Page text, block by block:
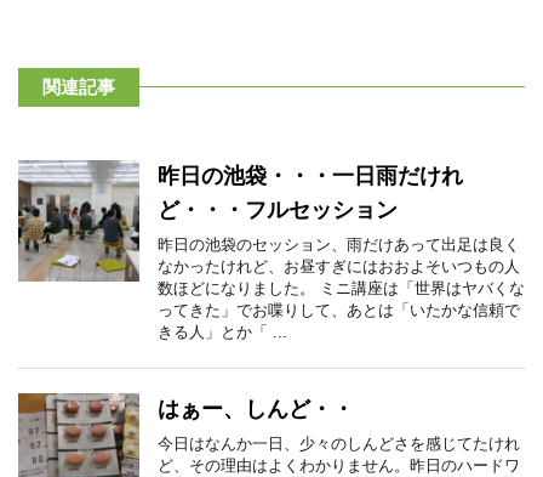
関連記事
昨日の池袋・・・一日雨だけれ
ど・・・フルセッション
昨日の池袋のセッション、雨だけあって出足は良く
なかったけれど、お昼すぎにはおおよそいつもの人
数ほどになりました。 ミニ講座は「世界はヤバくな
ってきた」でお喋りして、あとは「いたかな信頼で
きる人」とか「 ...
はぁー、しんど・・
今日はなんか一日、少々のしんどさを感じてたけれ
ど、その理由はよくわかりません。昨日のハードワ